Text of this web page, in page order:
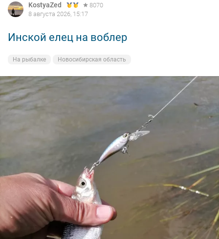
KostyaZed
8070
8 августа 2026, 15:17
Инской елец на воблер
На рыбалке Новосибирская область